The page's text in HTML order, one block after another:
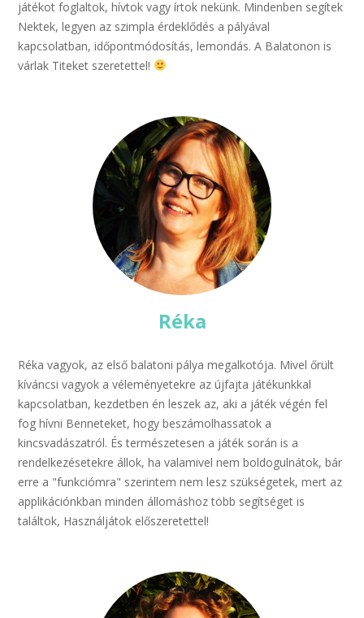
játékot foglaltok, hívtok vagy írtok nekünk. Mindenben segítek
Nektek, legyen az szimpla érdeklődés a pályával
kapcsolatban, időpontmódosítás, lemondás. A Balatonon is
várlak Titeket szeretettel!
Réka
Réka vagyok, az első balatoni pálya megalkotója. Mivel őrült
kíváncsi vagyok a véleményetekre az újfajta játékunkkal
kapcsolatban, kezdetben én leszek az, aki a játék végén fel
fog hívni Benneteket, hogy beszámolhassatok a
kincsvadászatról. És természetesen a játék során is a
rendelkezésetekre állok, ha valamivel nem boldogulnátok, bár
erre a "funkciómra" szerintem nem lesz szükségetek, mert az
applikációnkban minden állomáshoz több segítséget is
találtok, Használjátok előszeretettel!